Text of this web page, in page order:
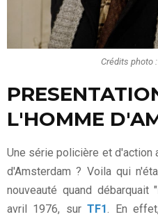
Crédits photo :
L'HOMME
Une série policière et d'action
d'Amsterdam ? Voila qui
nouveauté quand débarquait "
avril 1976, surTF1. En